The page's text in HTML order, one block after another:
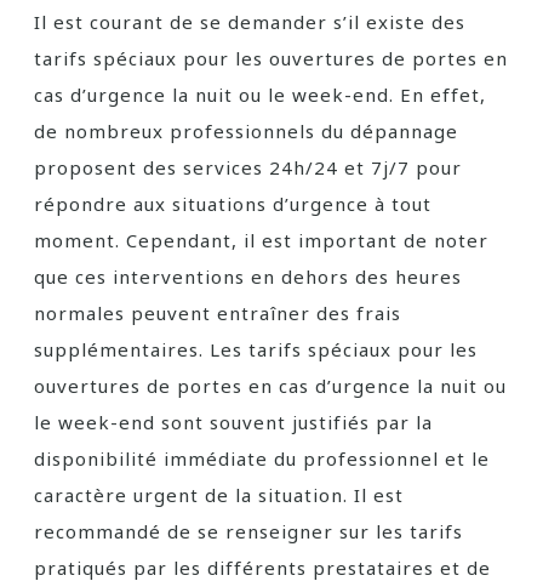
Il est courant de se demander s’il existe des
tarifs spéciaux pour les ouvertures de portes en
cas d’urgence la nuit ou le week-end. En effet,
de nombreux professionnels du dépannage
proposent des services 24h/24 et 7j/7 pour
répondre aux situations d’urgence à tout
moment. Cependant, il est important de noter
que ces interventions en dehors des heures
normales peuvent entraîner des frais
supplémentaires. Les tarifs spéciaux pour les
ouvertures de portes en cas d’urgence la nuit ou
le week-end sont souvent justifiés par la
disponibilité immédiate du professionnel et le
caractère urgent de la situation. Il est
recommandé de se renseigner sur les tarifs
pratiqués par les différents prestataires et de